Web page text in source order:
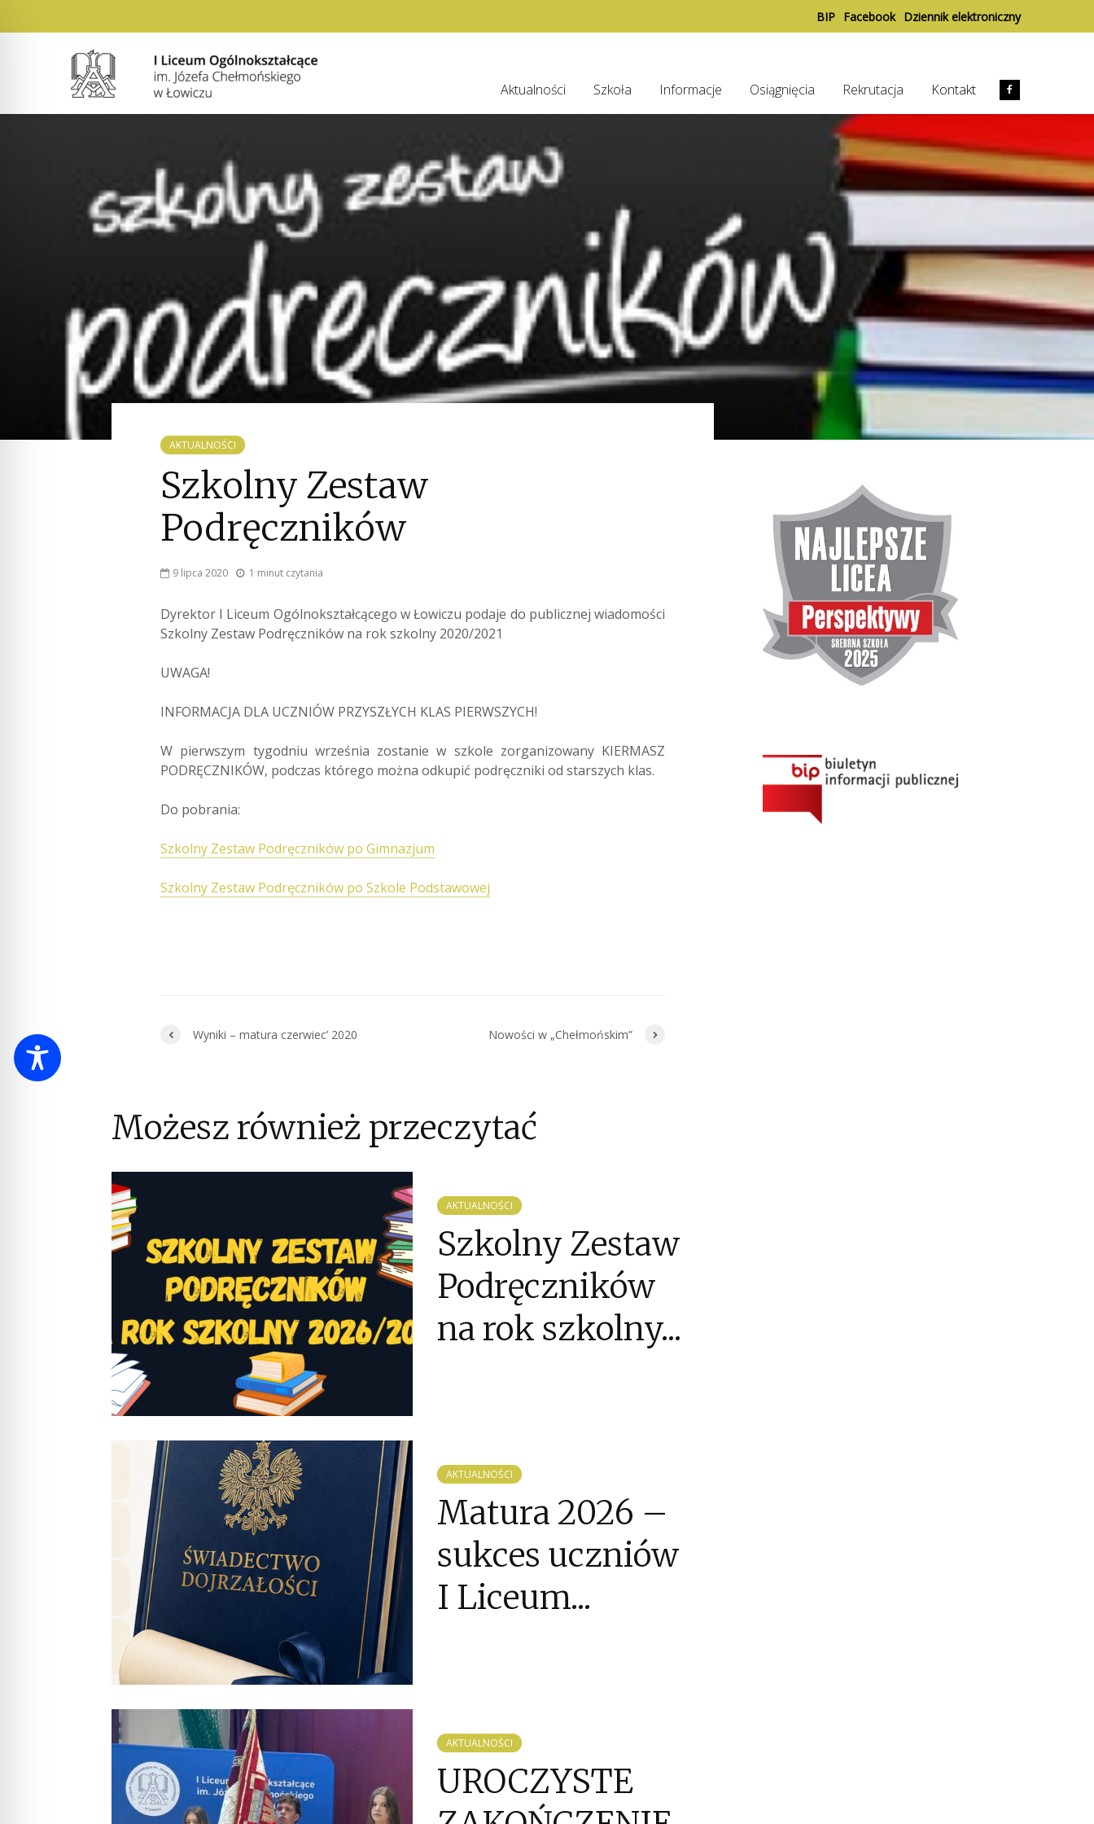
BIP Facebook Dziennik elektroniczny
Aktualności Szkoła Informacje Osiągnięcia Rekrutacja Kontakt
AKTUALNOŚCI
Szkolny Zestaw
Podręczników
9 lipca 2020 1 minut czytania
Dyrektor I Liceum Ogólnokształcącego w Łowiczu podaje do publicznej wiadomości
Szkolny Zestaw Podręczników na rok szkolny 2020/2021
UWAGA!
INFORMACJA DLA UCZNIÓW PRZYSZŁYCH KLAS PIERWSZYCH!
W pierwszym tygodniu września zostanie w szkole zorganizowany KIERMASZ
PODRĘCZNIKÓW, podczas którego można odkupić podręczniki od starszych klas.
Do pobrania:
Szkolny Zestaw Podręczników po Gimnazjum
Szkolny Zestaw Podręczników po Szkole Podstawowej
Wyniki – matura czerwiec’ 2020 Nowości w „Chełmońskim”
Możesz również przeczytać
AKTUALNOŚCI
Szkolny Zestaw
Podręczników
na rok szkolny...
AKTUALNOŚCI
Matura 2026 –
sukces uczniów
I Liceum...
AKTUALNOŚCI
UROCZYSTE